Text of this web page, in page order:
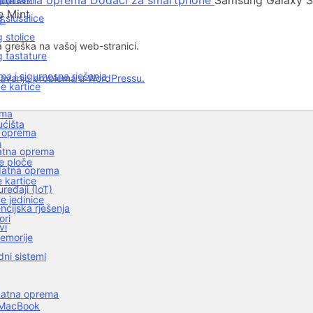
slušalice
stolice
tastature
kartice
ploče
kartice
jedinice
sistemi
oprema
i sigurnosna rješenja
oprema
oprema
(IoT)
rješenja
Mint
greška na vašoj web-stranici.
problema u WordPressu.